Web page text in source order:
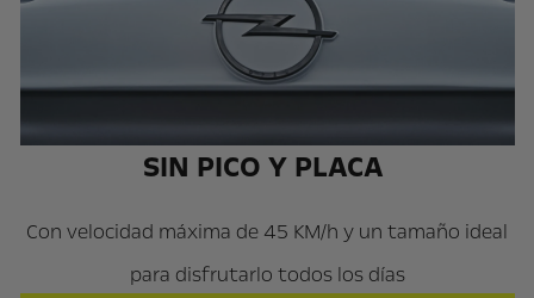
SIN PICO Y PLACA
Con velocidad máxima de 45 KM/h y un tamaño ideal
para disfrutarlo todos los días